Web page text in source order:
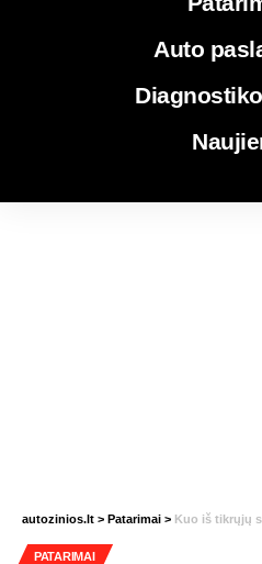
Auto
autozinios.lt > Patarimai > Kuo iš tikrųjų skiriasi
PATARIMAI